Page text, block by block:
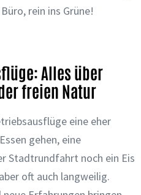
rein ins Grüne!
Alles über
freien Natur
eine eher
gehen, eine
Stadtrundfahrt noch ein Eis
oft auch langweilig.